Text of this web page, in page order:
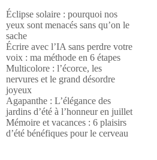
Éclipse solaire : pourquoi nos
yeux sont menacés sans qu’on le
sache
Écrire avec l’IA sans perdre votre
voix : ma méthode en 6 étapes
Multicolore : l’écorce, les
nervures et le grand désordre
joyeux
Agapanthe : L’élégance des
jardins d’été à l’honneur en juillet
Mémoire et vacances : 6 plaisirs
d’été bénéfiques pour le cerveau